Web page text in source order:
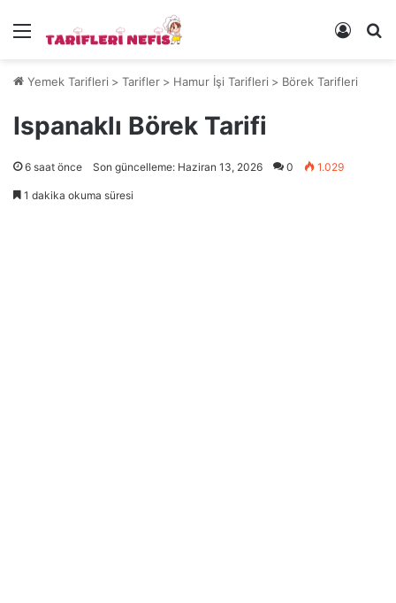
Menü Kayıt
Yemek Tarifleri > Tarifler > Hamur İşi Tarifleri > Börek Tarifleri
Ispanaklı Börek Tarifi
6 saat önce Son güncelleme: Haziran 13, 2026 0 1.029
1 dakika okuma süresi